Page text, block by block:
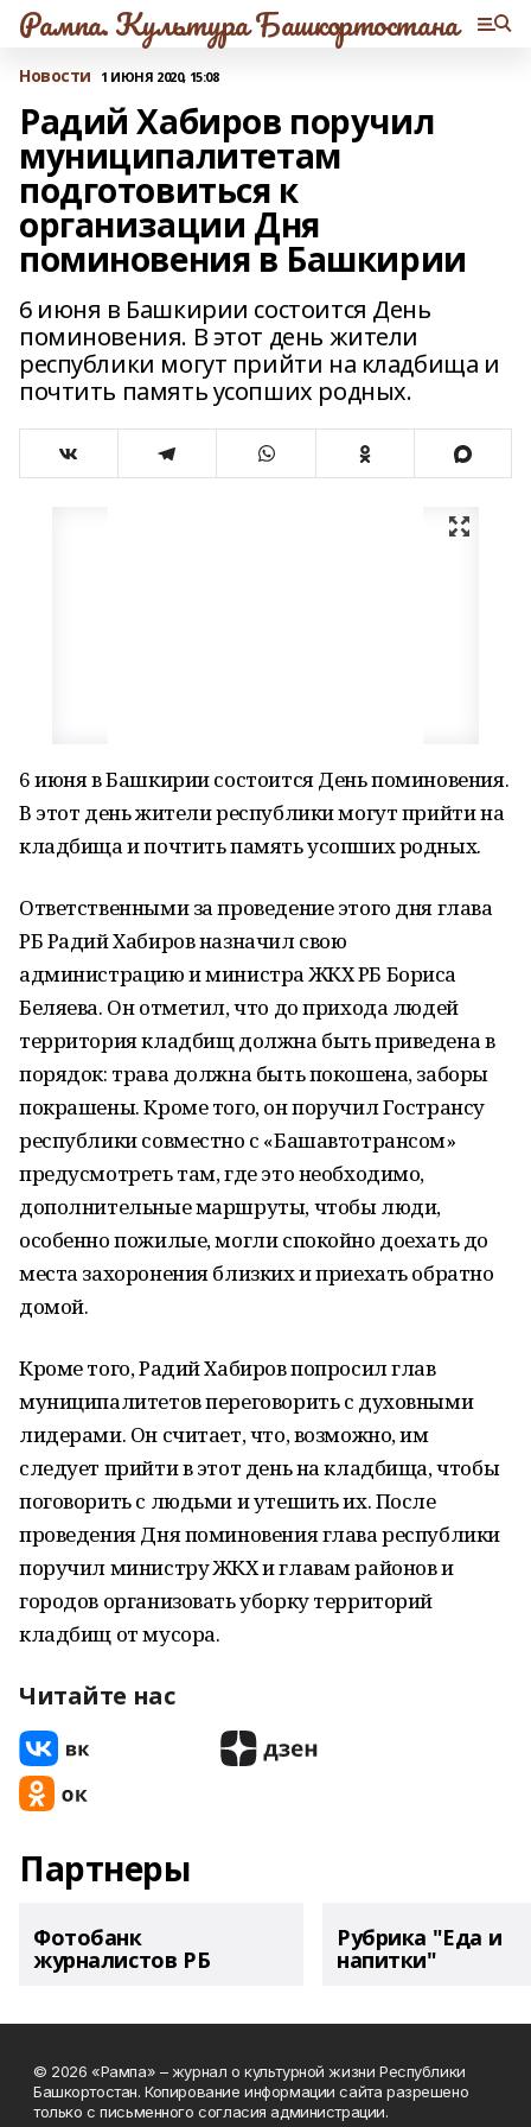
Рампа. Культура Башкортостана
Новости 1 ИЮНЯ 2020, 15:08
Радий Хабиров поручил
муниципалитетам
подготовиться к
организации Дня
поминовения в Башкирии
6 июня в Башкирии состоится День
поминовения. В этот день жители
республики могут прийти на кладбища и
почтить память усопших родных.
6 июня в Башкирии состоится День поминовения.
В этот день жители республики могут прийти на
кладбища и почтить память усопших родных.
Ответственными за проведение этого дня глава
РБ Радий Хабиров назначил свою
администрацию и министра ЖКХ РБ Бориса
Беляева. Он отметил, что до прихода людей
территория кладбищ должна быть приведена в
порядок: трава должна быть покошена, заборы
покрашены. Кроме того, он поручил Гострансу
республики совместно с «Башавтотрансом»
предусмотреть там, где это необходимо,
дополнительные маршруты, чтобы люди,
особенно пожилые, могли спокойно доехать до
места захоронения близких и приехать обратно
домой.
Кроме того, Радий Хабиров попросил глав
муниципалитетов переговорить с духовными
лидерами. Он считает, что, возможно, им
следует прийти в этот день на кладбища, чтобы
поговорить с людьми и утешить их. После
проведения Дня поминовения глава республики
поручил министру ЖКХ и главам районов и
городов организовать уборку территорий
кладбищ от мусора.
Читайте нас
Партнеры
Фотобанк
журналистов РБ
Рубрика "Еда и
напитки"
© 2026 «Рампа» – журнал о культурной жизни Республики
Башкортостан. Копирование информации сайта разрешено
только с письменного согласия администрации.